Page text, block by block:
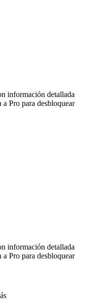
información detallada
Pro para desbloquear
información detallada
Pro para desbloquear